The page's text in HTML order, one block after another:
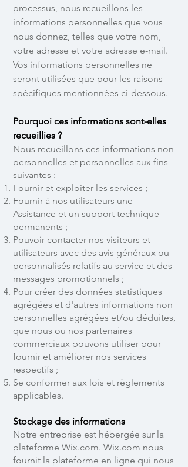
processus, nous recueillons les
informations personnelles que vous
nous donnez, telles que votre nom,
votre adresse et votre adresse e-mail.
Vos informations personnelles ne
seront utilisées que pour les raisons
spécifiques mentionnées ci-dessous.
Pourquoi ces informations sont-elles
recueillies ?
Nous recueillons ces informations non
personnelles et personnelles aux fins
suivantes :
Fournir et exploiter les services ;
Fournir à nos utilisateurs une
Assistance et un support technique
permanents ;
Pouvoir contacter nos visiteurs et
utilisateurs avec des avis généraux ou
personnalisés relatifs au service et des
messages promotionnels ;
Pour créer des données statistiques
agrégées et d'autres informations non
personnelles agrégées et/ou déduites,
que nous ou nos partenaires
commerciaux pouvons utiliser pour
fournir et améliorer nos services
respectifs ;
Se conformer aux lois et règlements
applicables.
Stockage des informations
Notre entreprise est hébergée sur la
plateforme Wix.com. Wix.com nous
fournit la plateforme en ligne qui nous